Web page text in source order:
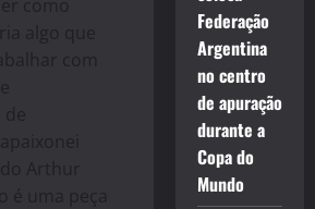
como
algo que
com
de
Arthur
é uma peça
Federação
Argentina
no centro
de apuração
durante a
Copa do
Mundo